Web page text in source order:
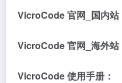
VicroCode 官网_国内站
VicroCode 官网_海外站
VicroCode 使用手册：